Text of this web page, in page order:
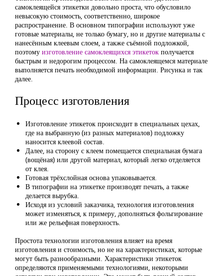
самоклеящейся этикетки довольно проста, что обусловило
невысокую стоимость, соответственно, широкое
распространение. В основном типографии используют уже
готовые материалы, не только бумагу, но и другие материалы с
нанесённым клеевым слоем, а также съёмной подложкой,
поэтому изготовление самоклеящихся этикеток получается
быстрым и недорогим процессом. На самоклеящемся материале
выполняется печать необходимой информации. Рисунка и так
далее.
Процесс изготовления
Изготовление этикеток происходит в специальных цехах,
где на выбранную (из разных материалов) подложку
наносится клеевой состав.
Далее, на сторону с клеем помещается специальная бумага
(вощёная) или другой материал, который легко отделяется
от клея.
Готовая трёхслойная основа упаковывается.
В типографии на этикетке производят печать, а также
делается вырубка.
Исходя из условий заказчика, технология изготовления
может изменяться, к примеру, дополняться фольгирование
или же рельефная поверхность.
Простота технологии изготовления влияет на время
изготовления и стоимость, но не на характеристиках, которые
могут быть разнообразными. Характеристики этикеток
определяются применяемыми технологиями, некоторыми